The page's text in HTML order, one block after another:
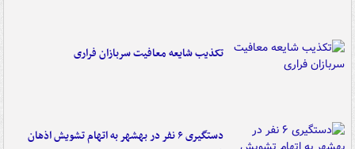
تکذیب شایعه معافیت سربازان فراری
دستگیری ۶ نفر در بهشهر به اتهام تشویش اذهان